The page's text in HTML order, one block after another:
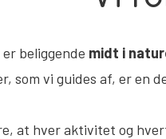
er beliggende midt i
som vi guides af, er en
at hver aktivitet og